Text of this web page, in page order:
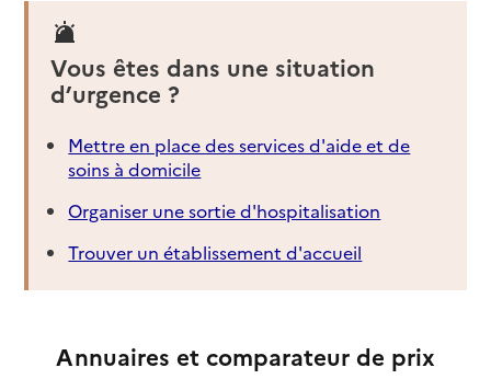
Vous êtes dans une situation
d’urgence ?
Mettre en place des services d'aide et de
soins à domicile
Organiser une sortie d'hospitalisation
Trouver un établissement d'accueil
Annuaires et comparateur de prix